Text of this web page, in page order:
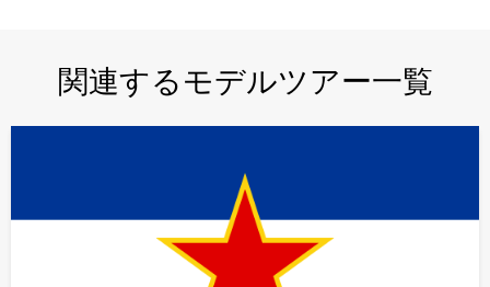
関連するモデルツアー一覧